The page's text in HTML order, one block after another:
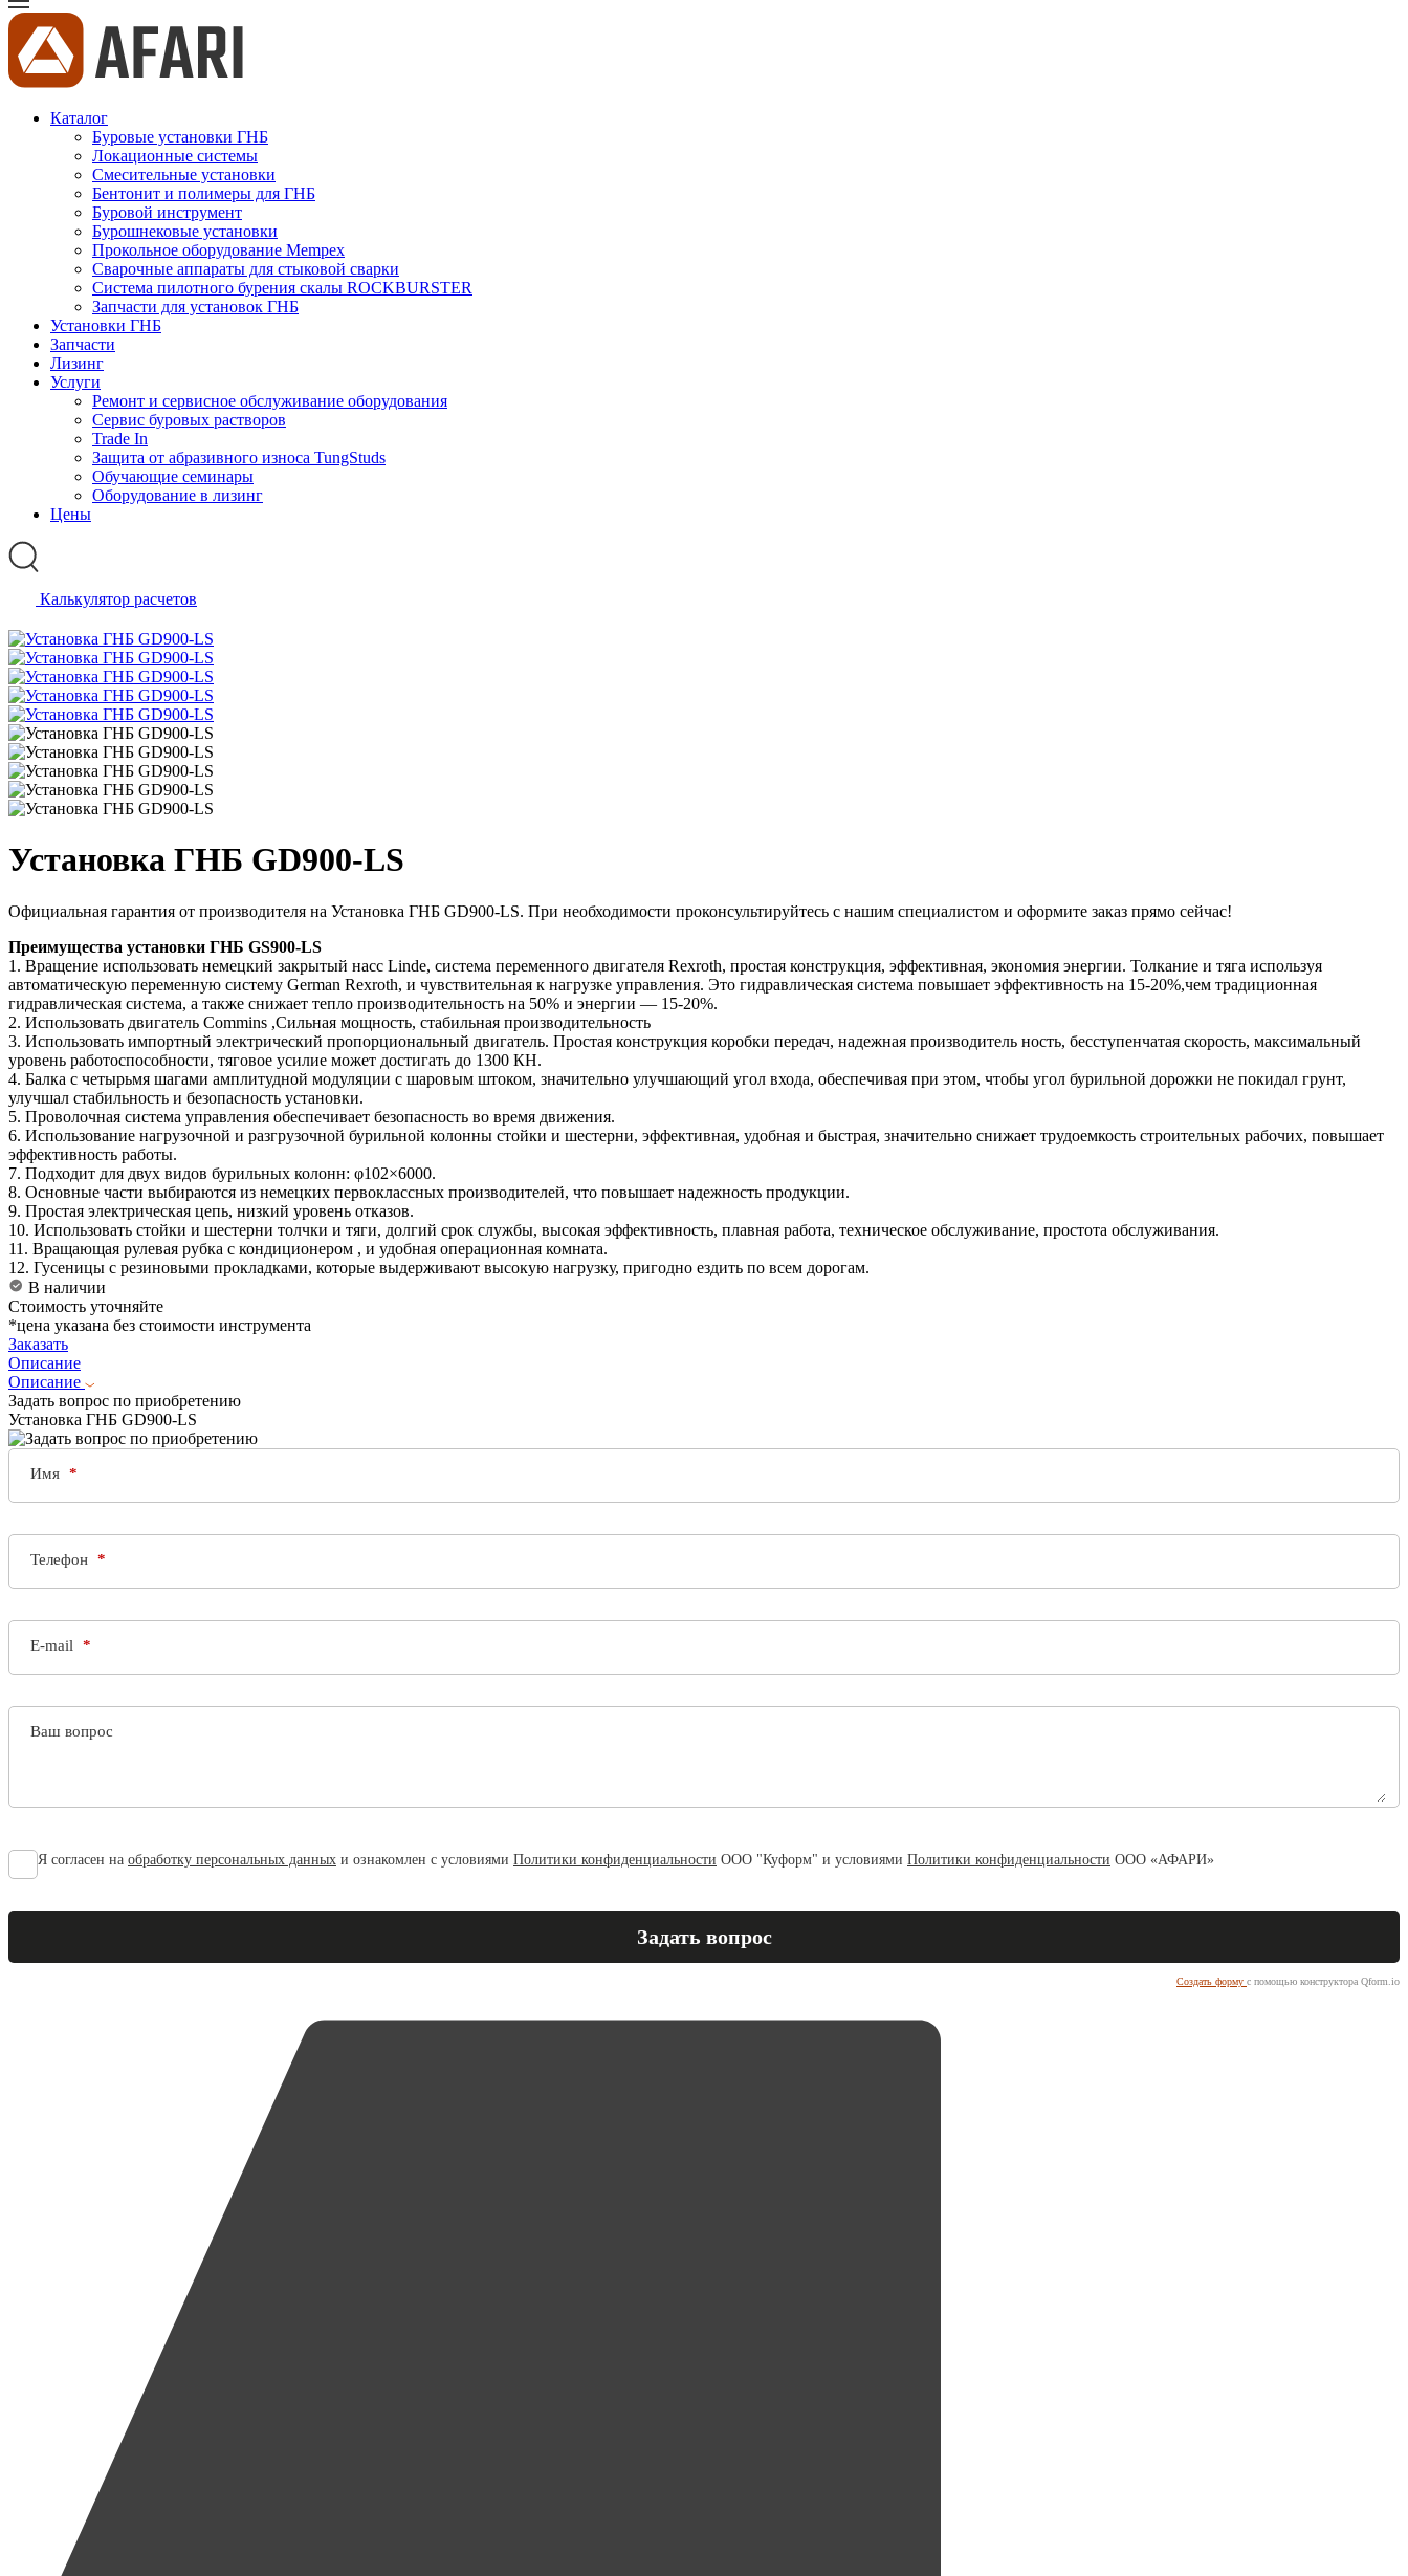
Каталог
Буровые установки ГНБ
Локационные системы
Смесительные установки
Бентонит и полимеры для ГНБ
Буровой инструмент
Бурошнековые установки
Прокольное оборудование Mempex
Сварочные аппараты для стыковой сварки
Система пилотного бурения скалы ROCKBURSTER
Запчасти для установок ГНБ
Установки ГНБ
Запчасти
Лизинг
Услуги
Ремонт и сервисное обслуживание оборудования
Сервис буровых растворов
Trade In
Защита от абразивного износа TungStuds
Обучающие семинары
Оборудование в лизинг
Цены
Калькулятор расчетов
Установка ГНБ GD900-LS
Официальная гарантия от производителя на Установка ГНБ GD900-LS. При необходимости проконсультируйтесь с нашим специалистом и оформите заказ прямо сейчас!
Преимущества установки ГНБ GS900-LS
1. Вращение использовать немецкий закрытый насс Linde, система переменного двигателя Rexroth, простая конструкция, эффективная, экономия энергии. Толкание и тяга используя
автоматическую переменную систему German Rexroth, и чувствительная к нагрузке управления. Это гидравлическая система повышает эффективность на 15-20%,чем традиционная
гидравлическая система, а также снижает тепло производительность на 50% и энергии — 15-20%.
2. Использовать двигатель Commins ,Сильная мощность, стабильная производительность
3. Использовать импортный электрический пропорциональный двигатель. Простая конструкция коробки передач, надежная производитель ность, ​​бесступенчатая скорость, максимальный
уровень работоспособности, тяговое усилие может достигать до 1300 КН.
4. Балка с четырьмя шагами амплитудной модуляции с шаровым штоком, значительно улучшающий угол входа, обеспечивая при этом, чтобы угол бурильной дорожки не покидал грунт,
улучшал стабильность и безопасность установки.
5. Проволочная система управления обеспечивает безопасность во время движения.
6. Использование нагрузочной и разгрузочной бурильной колонны стойки и шестерни, эффективная, удобная и быстрая, значительно снижает трудоемкость строительных рабочих, повышает
эффективность работы.
7. Подходит для двух видов бурильных колонн: φ102×6000.
8. Основные части выбираются из немецких первоклассных производителей, что повышает надежность продукции.
9. Простая электрическая цепь, низкий уровень отказов.
10. Использовать стойки и шестерни толчки и тяги, долгий срок службы, высокая эффективность, плавная работа, техническое обслуживание, простота обслуживания.
11. Вращающая рулевая рубка с кондиционером , и удобная операционная комната.
12. Гусеницы с резиновыми прокладками, которые выдерживают высокую нагрузку, пригодно ездить по всем дорогам.
В наличии
Стоимость уточняйте
*цена указана без стоимости инструмента
Заказать
Описание
Описание
Задать вопрос по приобретению
Установка ГНБ GD900-LS
Имя
Телефон
E-mail
Ваш вопрос
Я согласен на обработку персональных данных и ознакомлен с условиями Политики конфиденциальности ООО "Куформ" и условиями Политики конфиденциальности ООО «АФАРИ»
Создать форму с помощью конструктора Qform.io